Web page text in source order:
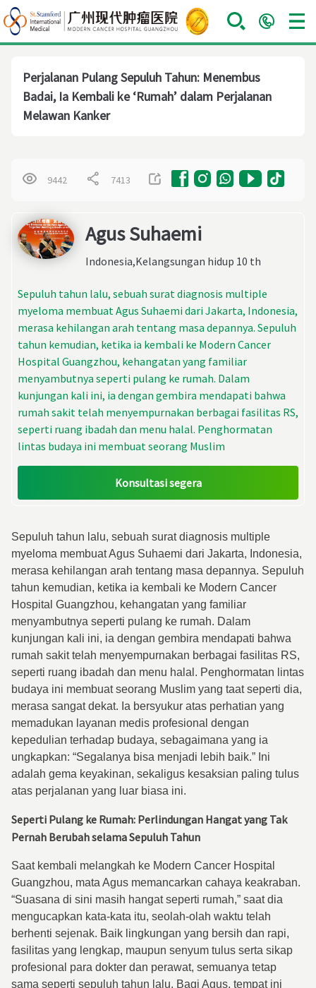
Perjalanan Pulang Sepuluh Tahun: Menembus
Badai, Ia Kembali ke ‘Rumah’ dalam Perjalanan
Melawan Kanker
9442 7413
Agus Suhaemi
Indonesia,Kelangsungan hidup 10 th
Sepuluh tahun lalu, sebuah surat diagnosis multiple
myeloma membuat Agus Suhaemi dari Jakarta, Indonesia,
merasa kehilangan arah tentang masa depannya. Sepuluh
tahun kemudian, ketika ia kembali ke Modern Cancer
Hospital Guangzhou, kehangatan yang familiar
menyambutnya seperti pulang ke rumah. Dalam
kunjungan kali ini, ia dengan gembira mendapati bahwa
rumah sakit telah menyempurnakan berbagai fasilitas RS,
seperti ruang ibadah dan menu halal. Penghormatan
lintas budaya ini membuat seorang Muslim
Konsultasi segera
Sepuluh tahun lalu, sebuah surat diagnosis multiple
myeloma membuat Agus Suhaemi dari Jakarta, Indonesia,
merasa kehilangan arah tentang masa depannya. Sepuluh
tahun kemudian, ketika ia kembali ke Modern Cancer
Hospital Guangzhou, kehangatan yang familiar
menyambutnya seperti pulang ke rumah. Dalam
kunjungan kali ini, ia dengan gembira mendapati bahwa
rumah sakit telah menyempurnakan berbagai fasilitas RS,
seperti ruang ibadah dan menu halal. Penghormatan lintas
budaya ini membuat seorang Muslim yang taat seperti dia,
merasa sangat dekat. Ia bersyukur atas perhatian yang
memadukan layanan medis profesional dengan
kepedulian terhadap budaya, sebagaimana yang ia
ungkapkan: “Segalanya bisa menjadi lebih baik.” Ini
adalah gema keyakinan, sekaligus kesaksian paling tulus
atas perjalanan yang luar biasa ini.
Seperti Pulang ke Rumah: Perlindungan Hangat yang Tak
Pernah Berubah selama Sepuluh Tahun
Saat kembali melangkah ke Modern Cancer Hospital
Guangzhou, mata Agus memancarkan cahaya keakraban.
“Suasana di sini masih hangat seperti rumah,” saat dia
mengucapkan kata-kata itu, seolah-olah waktu telah
berhenti sejenak. Baik lingkungan yang bersih dan rapi,
fasilitas yang lengkap, maupun senyum tulus serta sikap
profesional para dokter dan perawat, semuanya tetap
sama seperti sepuluh tahun lalu. Bagi Agus, tempat ini